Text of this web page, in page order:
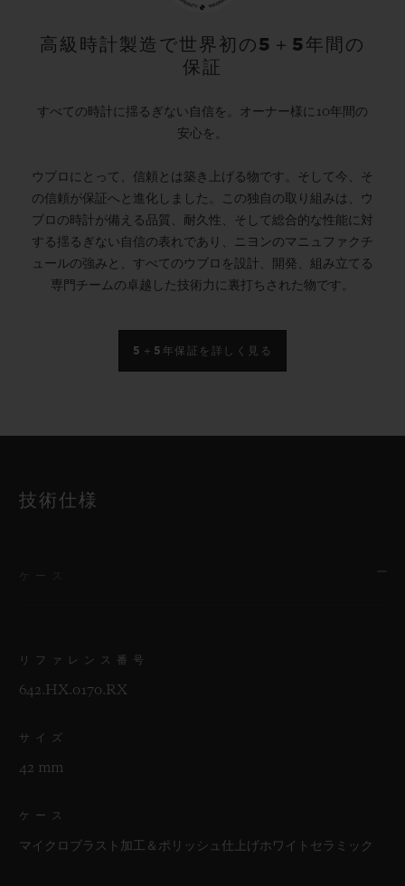
高級時計製造で世界初の5＋5年間の
保証
すべての時計に揺るぎない自信を。オーナー様に10年間の
安心を。
ウブロにとって、信頼とは築き上げる物です。そして今、そ
の信頼が保証へと進化しました。この独自の取り組みは、ウ
ブロの時計が備える品質、耐久性、そして総合的な性能に対
する揺るぎない自信の表れであり、ニヨンのマニュファクチ
ュールの強みと、すべてのウブロを設計、開発、組み立てる
専門チームの卓越した技術力に裏打ちされた物です。
5＋5年保証を詳しく見る
技術仕様
リファレンス番号
642.HX.0170.RX
サイズ
42 mm
ケース
マイクロブラスト加工＆ポリッシュ仕上げホワイトセラミック